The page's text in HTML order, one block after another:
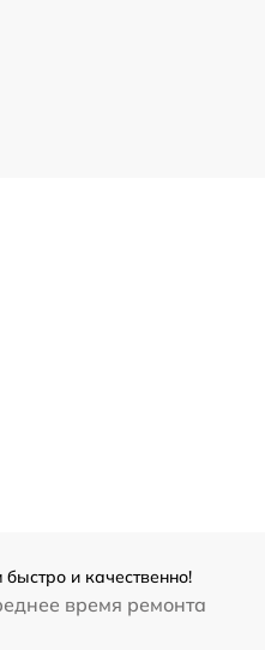
и качественно!
время ремонта